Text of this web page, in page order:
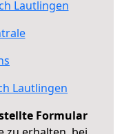
Lautlingen
Lautlingen
Formular